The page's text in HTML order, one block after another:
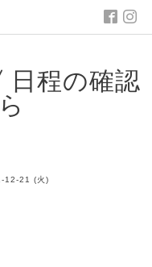
程の確認
12-21 (火)